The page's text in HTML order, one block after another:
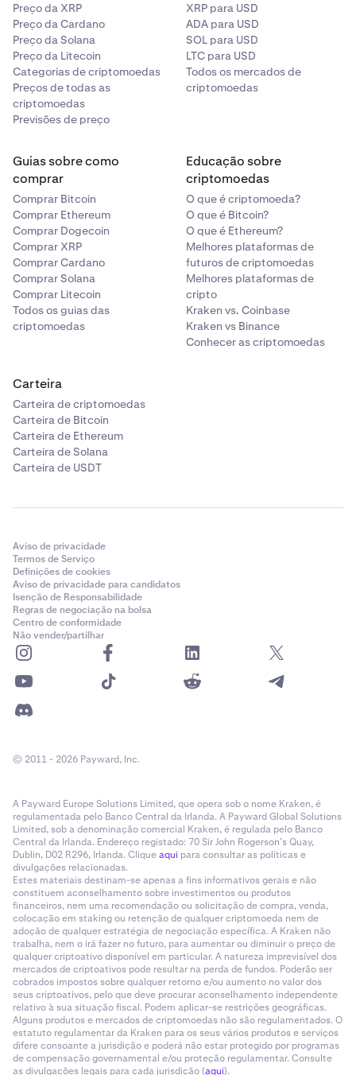
3
Em seguida, selecione a sua criptomoeda de
todas as criptomoedas disponíveis que pode
comprar.
Nota: Se não vir a moeda que gostaria de comprar,
pode comprar uma criptomoeda diferente, como
no menu pendente “Pagar com”. Os métodos de
pagamento disponíveis incluem cartão de débito,
cartão de crédito, Venmo, Apple Pay e muito mais,
dependendo da sua região.
Nota:Terá de iniciar sessão ou criar uma conta com
o serviço de terceiros que processa transações de
moeda fiduciária para cripto na sua região, a fim de
comprar cripto na Beholder.
Depois de selecionar o seu método de pagamento,
clique no botãoComprare, em seguida, siga os
passos fornecidos para o seu método de
pagamento específico.
Preço da XRP
Preço da Cardano
Preço da Solana
Preço da Litecoin
Categorias de criptomoedas
Preços de todas as
criptomoedas
Previsões de preço
XRP para USD
ADA para USD
SOL para USD
LTC para USD
Todos os mercados de
criptomoedas
Guias sobre como
comprar
Comprar Bitcoin
Comprar Ethereum
Comprar Dogecoin
Comprar XRP
Comprar Cardano
Comprar Solana
Comprar Litecoin
Todos os guias das
criptomoedas
Educação sobre
criptomoedas
O que é criptomoeda?
O que é Bitcoin?
O que é Ethereum?
Melhores plataformas de
futuros de criptomoedas
Melhores plataformas de
cripto
Kraken vs. Coinbase
Kraken vs Binance
Conhecer as criptomoedas
Carteira
Carteira de criptomoedas
Carteira de Bitcoin
Carteira de Ethereum
Carteira de Solana
Carteira de USDT
Aviso de privacidade
Termos de Serviço
Definições de cookies
Aviso de privacidade para candidatos
Isenção de Responsabilidade
Regras de negociação na bolsa
Centro de conformidade
Não vender/partilhar
© 2011 - 2026 Payward, Inc.
A Payward Europe Solutions Limited, que opera sob o nome Kraken, é
regulamentada pelo Banco Central da Irlanda. A Payward Global Solutions
Limited, sob a denominação comercial Kraken, é regulada pelo Banco
Central da Irlanda. Endereço registado: 70 Sir John Rogerson’s Quay,
Dublin, D02 R296, Irlanda. Cliqueaqui para consultar as políticas e
divulgações relacionadas.
Estes materiais destinam-se apenas a fins informativos gerais e não
constituem aconselhamento sobre investimentos ou produtos
financeiros, nem uma recomendação ou solicitação de compra, venda,
colocação em staking ou retenção de qualquer criptomoeda nem de
adoção de qualquer estratégia de negociação específica. A Kraken não
trabalha, nem o irá fazer no futuro, para aumentar ou diminuir o preço de
qualquer criptoativo disponível em particular. A natureza imprevisível dos
mercados de criptoativos pode resultar na perda de fundos. Poderão ser
cobrados impostos sobre qualquer retorno e/ou aumento no valor dos
seus criptoativos, pelo que deve procurar aconselhamento independente
relativo à sua situação fiscal. Podem aplicar-se restrições geográficas.
Alguns produtos e mercados de criptomoedas não são regulamentados. O
estatuto regulamentar da Kraken para os seus vários produtos e serviços
difere consoante a jurisdição e poderá não estar protegido por programas
de compensação governamental e/ou proteção regulamentar. Consulte
as divulgações legais para cada jurisdição (aqui).